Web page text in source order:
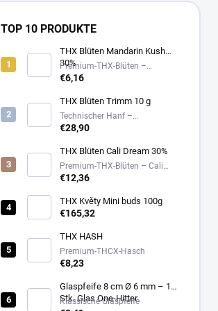
TOP 10 PRODUKTE
THX Blüten Mandarin Kush
30%
Premium-THX-Blüten –
Mandarin Kush – 30%
€6,16
THX Blüten Trimm 10 g
Technischer Hanf –
pflanzliches Sammlerprodukt
€28,90
THX Blüten Cali Dream 30%
Premium-THX-Blüten – Cali
Dream – 30%
€12,36
THX Květy Mini buds 100g
€165,32
THX HASH
Premium-THCX-Hasch
€8,23
Glaspfeife 8 cm Ø 6 mm – 1
Stk. Glas One-Hitter
Klassische Glaspfeife